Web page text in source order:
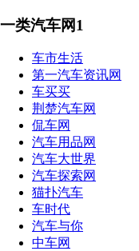
一类汽车网1
车市生活
第一汽车资讯网
车买买
荆楚汽车网
侃车网
汽车用品网
汽车大世界
汽车探索网
猫扑汽车
车时代
汽车与你
中车网